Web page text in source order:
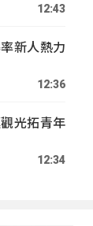
12:43
新人熱力
12:36
光拓青年
12:34